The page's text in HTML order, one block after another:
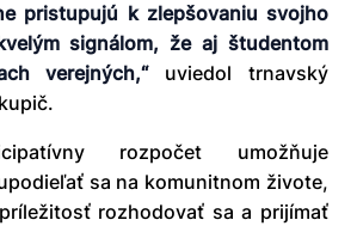
pristupujú k zlepšovaniu svojho
signálom, že aj študentom
verejných,“ uviedol trnavský
rozpočet umožňuje
sa na komunitnom živote,
rozhodovať sa a prijímať